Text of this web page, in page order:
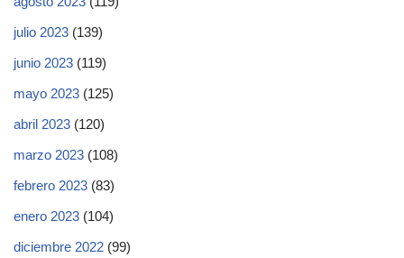
julio 2023 (139)
junio 2023 (119)
mayo 2023 (125)
abril 2023 (120)
marzo 2023 (108)
febrero 2023 (83)
enero 2023 (104)
diciembre 2022 (99)